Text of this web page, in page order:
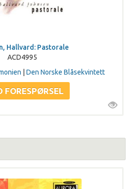
Hallvard: Pastorale
ACD4995
Den Norske Blåsekvintett